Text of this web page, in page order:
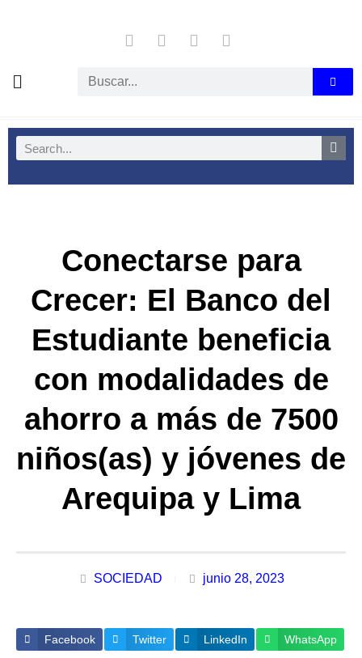
Conectarse para
Crecer: El Banco del
Estudiante beneficia
con modalidades de
ahorro a más de 7500
niños(as) y jóvenes de
Arequipa y Lima
SOCIEDAD junio 28, 2023
Facebook Twitter LinkedIn WhatsApp